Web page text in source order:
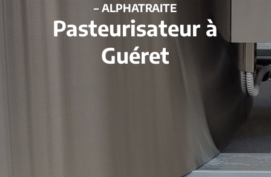
– ALPHATRAITE
Pasteurisateur à
Guéret